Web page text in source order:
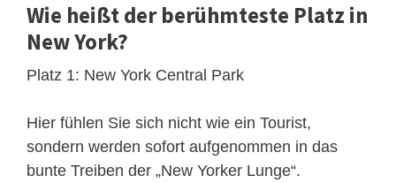
Wie heißt der berühmteste Platz in
New York?
Platz 1: New York Central Park
Hier fühlen Sie sich nicht wie ein Tourist,
sondern werden sofort aufgenommen in das
bunte Treiben der „New Yorker Lunge“.